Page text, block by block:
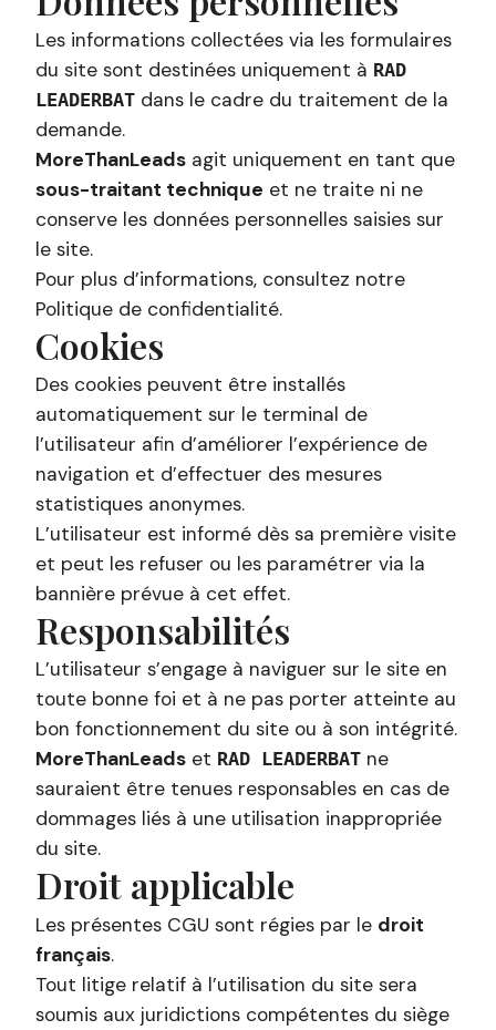
Les informations collectées via les formulaires
du site sont destinées uniquement à RAD
LEADERBATdans le cadre du traitement de la
demande.
MoreThanLeadsagit uniquement en tant que
sous-traitant technique et ne traite ni ne
conserve les données personnelles saisies sur
le site.
Pour plus d’informations, consultez notre
Politique de confidentialité.
Cookies
Des cookies peuvent être installés
automatiquement sur le terminal de
l’utilisateur afin d’améliorer l’expérience de
navigation et d’effectuer des mesures
statistiques anonymes.
L’utilisateur est informé dès sa première visite
et peut les refuser ou les paramétrer via la
bannière prévue à cet effet.
Responsabilités
L’utilisateur s’engage à naviguer sur le site en
toute bonne foi et à ne pas porter atteinte au
bon fonctionnement du site ou à son intégrité.
MoreThanLeadset RAD LEADERBATne
sauraient être tenues responsables en cas de
dommages liés à une utilisation inappropriée
du site.
Droit applicable
Les présentes CGU sont régies par le droit
français.
Tout litige relatif à l’utilisation du site sera
soumis aux juridictions compétentes du siège